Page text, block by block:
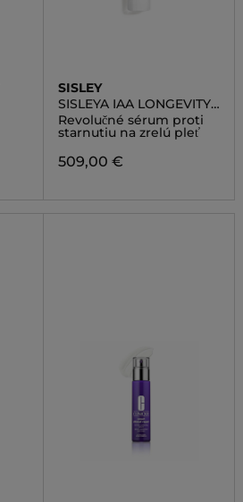
SISLEY
SISLEYA IAA LONGEVITY
ESSENT.SERUM
Revolučné sérum proti
starnutiu na zrelú pleť
509,00 €